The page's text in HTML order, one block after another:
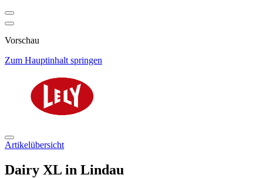
Vorschau
Zum Hauptinhalt springen
Artikelübersicht
Dairy XL in Lindau